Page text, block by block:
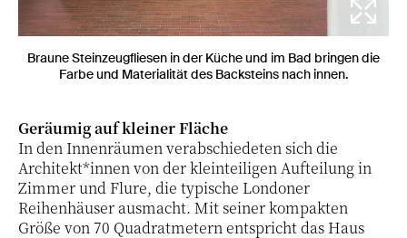
Braune Steinzeugfliesen in der Küche und im Bad bringen die
Farbe und Materialität des Backsteins nach innen.
Geräumig auf kleiner Fläche
In den Innenräumen verabschiedeten sich die
Architekt*innen von der kleinteiligen Aufteilung in
Zimmer und Flure, die typische Londoner
Reihenhäuser ausmacht. Mit seiner kompakten
Größe von 70 Quadratmetern entspricht das Haus